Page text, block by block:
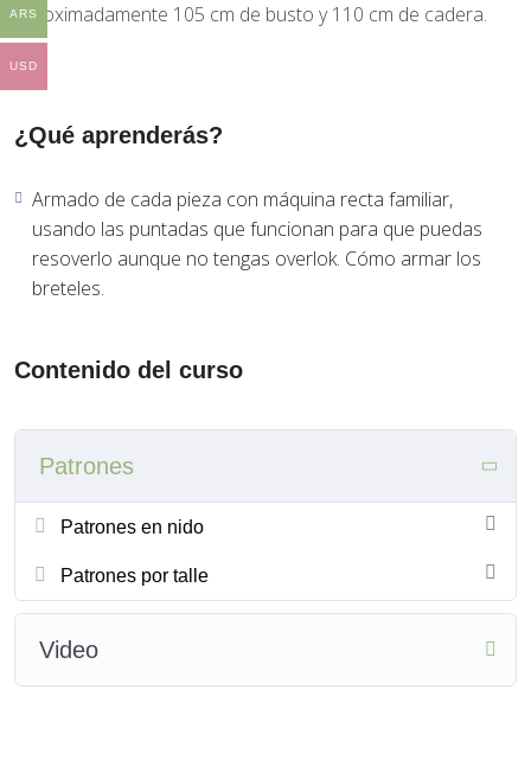
aproximadamente 105 cm de busto y 110 cm de cadera.
¿Qué aprenderás?
Armado de cada pieza con máquina recta familiar,
usando las puntadas que funcionan para que puedas
resoverlo aunque no tengas overlok. Cómo armar los
breteles.
Contenido del curso
Patrones
Patrones en nido
Patrones por talle
Video
ARS
USD